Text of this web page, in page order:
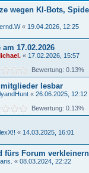
wegen KI-Bots,
« 19.04.2026, 12:25
17.02.2026
« 17.02.2026, 15:57
Bewertung: 0.13%
lesbar
« 26.06.2025, 12:12
Bewertung: 0.13%
« 14.03.2025, 16:01
fürs Forum verkleinern
« 08.03.2024, 22:22